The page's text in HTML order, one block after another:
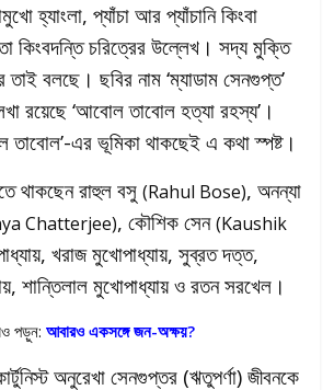
হ্যাংলা, প্যাঁচা আর প্যাঁচানি কিংবা
কিংবদন্তি চরিত্রের উল্লেখ। সদ্য মুক্তি
তাই বলছে। ছবির নাম ‘ম্যাডাম সেনগুপ্ত’
রয়েছে ‘আবোল তাবোল হত্যা রহস্য’।
তাবোল’-এর ভূমিকা থাকছেই এ কথা স্পষ্ট।
থাকছেন রাহুল বসু(Rahul Bose), অনন্যা
Chatterjee), কৌশিক সেন(Kaushik
খরাজ মুখোপাধ্যায়, সুব্রত দত্ত,
শান্তিলাল মুখোপাধ্যায় ও রতন সরখেল।
পড়ুন:আবারও একসঙ্গে জন-অক্ষয়?
অনুরেখা সেনগুপ্তর (ঋতুপর্ণা) জীবনকে